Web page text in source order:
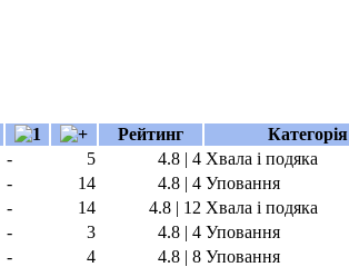
Рейтинг Категорія
- 5 4.8 | 4 Хвала і подяка
- 14 4.8 | 4 Уповання
- 14 4.8 | 12 Хвала і подяка
- 3 4.8 | 4 Уповання
- 4 4.8 | 8 Уповання